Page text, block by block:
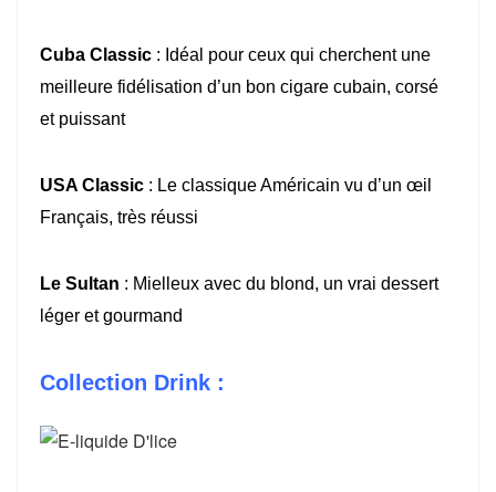
Cuba Classic : Idéal pour ceux qui cherchent une
meilleure fidélisation d’un bon cigare cubain, corsé
et puissant
USA Classic : Le classique Américain vu d’un œil
Français, très réussi
Le Sultan : Mielleux avec du blond, un vrai dessert
léger et gourmand
Collection Drink :